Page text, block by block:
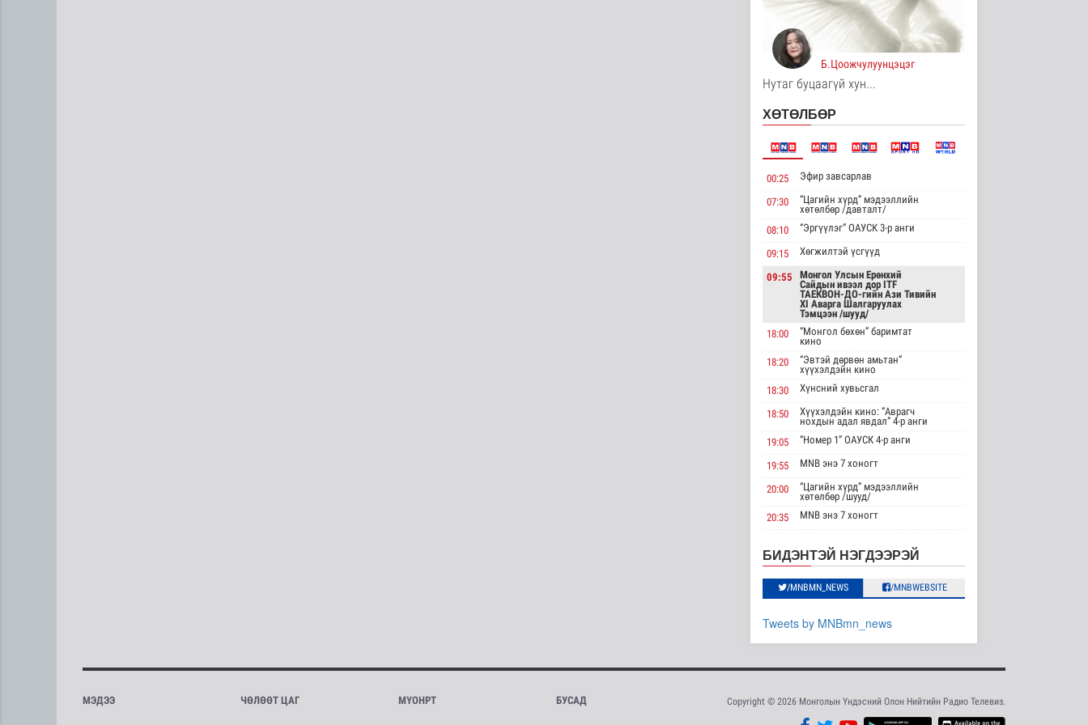
Цагдаагийн
байгууллагын 102
тусгай дугаарт гэмт ..
Нийгэм
амжилттай зохи..
Cпорт
импорт тасралтгүй
хийгдэж байна
Нийгэм
5 цаг 26 минутын өмнө
АНУ импортлогчдод
100 тэрбум
ам.долларын
тарифын..
Дэлхийд
5 цаг 26 минутын өмнө
Шейх Хасина
Бангладешт эргэн
Дэлхийд
6 цаг 33 минутын өмнө
Монгол Улсын эмэгтэй
наадам-д о..
Cпорт
7 цаг 31 минутын өмнө
Энэ сарын 15-наас
эхэлж тээврийн
хэрэгслийн улсы..
Нийгэм
7 цаг 38 минутын өмнө
Хэт халууны улмаас
Токиогийн амьтны
Шар мэдээ
Нэгдүгээр хорооллын
Б.Цоожчулуунцэцэг
Нутаг буцаагүй хун...
ХӨТӨЛБӨР
00:25 Эфир завсарлав
07:30
“Цагийн хүрд” мэдээллийн
хөтөлбөр /давталт/
08:10
“Эргүүлэг” ОАУСК 3-р анги
09:15 Хөгжилтэй үсгүүд
09:55
Монгол Улсын Ерөнхий
Сайдын ивээл дор ITF
ТАЕКВОН-ДО-гийн Ази Тивийн
XI Аварга Шалгаруулах
Тэмцээн /шууд/
18:00
“Монгол бөхөн” баримтат
кино
18:20
“Эвтэй дөрвөн амьтан”
хүүхэлдэйн кино
18:30
Хүнсний хувьсгал
18:50
Хүүхэлдэйн кино: “Аврагч
нохдын адал явдал” 4-р анги
19:05
“Номер 1” ОАУСК 4-р анги
19:55 MNB энэ 7 хоногт
20:00
“Цагийн хүрд” мэдээллийн
хөтөлбөр /шууд/
20:35
MNB энэ 7 хоногт
Дорноговь аймгаас /шууд/
22:10
“Эргүүлэг” ОАУСК 4-р анги
23:25
“Гэрэлтэй цонх” үдшийн
хөтөлбөр
БИДЭНТЭЙ НЭГДЭЭРЭЙ
/MNBMN_NEWS /MNBWEBSITE
Tweets by MNBmn_news
МЭДЭЭ ЧӨЛӨӨТ ЦАГ МҮОНРТ БУСАД Copyright © 2026 Монголын Үндэсний Олон Нийтийн Радио Телевиз.